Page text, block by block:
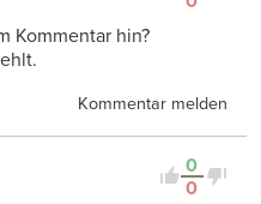
Kommentar hin?
Kommentar melden
0
0